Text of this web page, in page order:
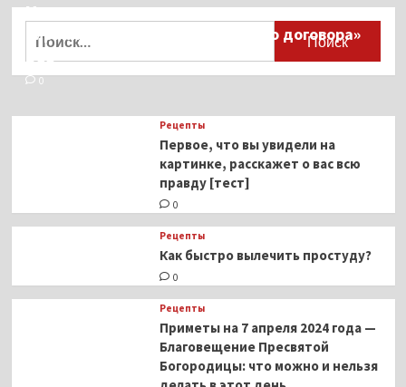
Миллионы японцев восстают против
тиранического «Пандемического договора»
ВОЗ
0
Рецепты
Первое, что вы увидели на
картинке, расскажет о вас всю
правду [тест]
0
Рецепты
Как быстро вылечить простуду?
0
Рецепты
Приметы на 7 апреля 2024 года —
Благовещение Пресвятой
Богородицы: что можно и нельзя